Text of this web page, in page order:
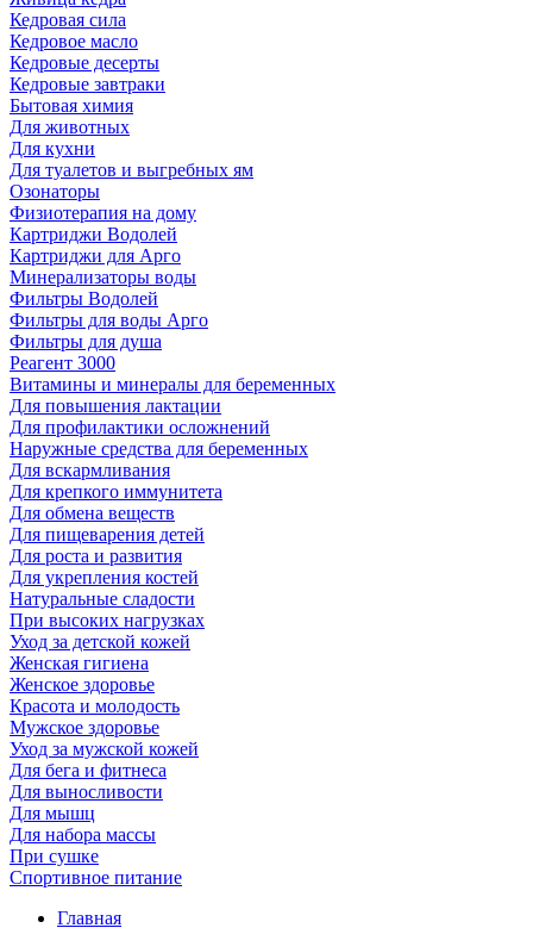
Кедровая сила
Кедровое масло
Кедровые десерты
Кедровые завтраки
Бытовая химия
Для животных
Для кухни
Для туалетов и выгребных ям
Озонаторы
Физиотерапия на дому
Картриджи Водолей
Картриджи для Арго
Минерализаторы воды
Фильтры Водолей
Фильтры для воды Арго
Фильтры для душа
Реагент 3000
Витамины и минералы для беременных
Для повышения лактации
Для профилактики осложнений
Наружные средства для беременных
Для вскармливания
Для крепкого иммунитета
Для обмена веществ
Для пищеварения детей
Для роста и развития
Для укрепления костей
Натуральные сладости
При высоких нагрузках
Уход за детской кожей
Женская гигиена
Женское здоровье
Красота и молодость
Мужское здоровье
Уход за мужской кожей
Для бега и фитнеса
Для выносливости
Для мышц
Для набора массы
При сушке
Спортивное питание
Главная